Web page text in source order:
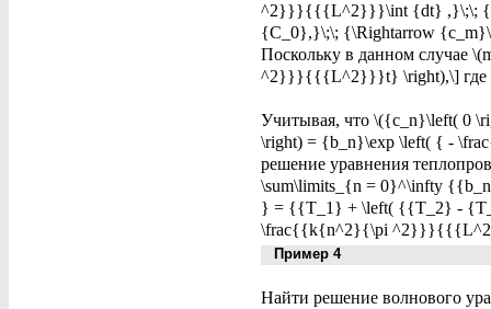
^2}}}{{{L^2}}}\int {dt} ,}\;\;
{C_0},}\;\; {\Rightarrow
Поскольку в данном случае
^2}}}{{{L^2}}}t} \right),\] где
Учитывая, что \({c_n}\left( 0
\right) = {b_n}\exp \left( { -
решение уравнения
\sum\limits_{n = 0}^\infty
} = {{T_1} + \left( {{T_2} -
\frac{{k{n^2}{\pi
Пример 4
Найти решение волнового